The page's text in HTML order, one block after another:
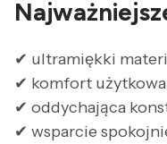
✔ ultramiękki
✔ komfort
✔ oddychająca
✔ wsparcie